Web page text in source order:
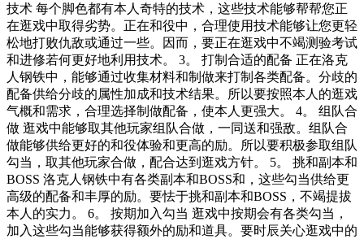
技术 每个脚色都有本人奇特的技术，这些技术能够帮帮您正
在逛戏中取得劣势。正在和役中，合理使用技术能够让您更轻
松地打败仇敌或通过一些。因而，要正在逛戏中不竭测验考试
和进修若何更好地利用技术。 3。 打制合适的配备 正在洛克
人钢铁中，能够通过收集材料和制做来打制各类配备。分歧的
配备供给分歧的属性加成和技术结果。所以要按照本人的逛戏
气概和需求，合理选择制做配备，使本人更强大。 4。 组队合
做 逛戏中能够取其他玩家组队合做，一同送和强敌。组队合
做能够供给更好的和役体验和更高的励。所以要积极参取组队
勾当，取其他玩家合做，配合达到逛戏方针。 5。 挑和副本和
BOSS 洛克人钢铁中有各类副本和BOSS和，这些勾当供给更
高级的配备和丰厚的励。要怯于挑和副本和BOSS，不竭提拔
本人的实力。 6。 按期加入勾当 逛戏中按期会有各类勾当，
加入这些勾当能够获得额外的励和道具。要时辰关心逛戏中的